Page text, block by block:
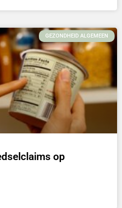
GEZONDHEID ALGEMEEN
op